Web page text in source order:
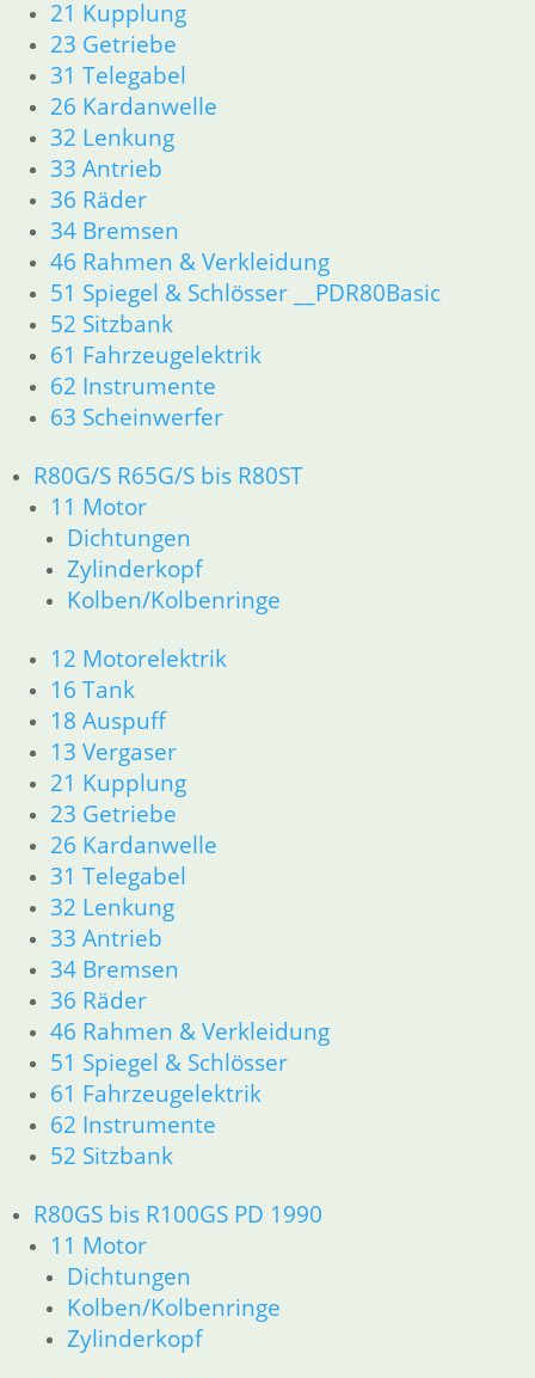
21 Kupplung
23 Getriebe
31 Telegabel
26 Kardanwelle
32 Lenkung
33 Antrieb
36 Räder
34 Bremsen
46 Rahmen & Verkleidung
51 Spiegel & Schlösser __PDR80Basic
52 Sitzbank
61 Fahrzeugelektrik
62 Instrumente
63 Scheinwerfer
R80G/S R65G/S bis R80ST
11 Motor
Dichtungen
Zylinderkopf
Kolben/Kolbenringe
12 Motorelektrik
16 Tank
18 Auspuff
13 Vergaser
21 Kupplung
23 Getriebe
26 Kardanwelle
31 Telegabel
32 Lenkung
33 Antrieb
34 Bremsen
36 Räder
46 Rahmen & Verkleidung
51 Spiegel & Schlösser
61 Fahrzeugelektrik
62 Instrumente
52 Sitzbank
R80GS bis R100GS PD 1990
11 Motor
Dichtungen
Kolben/Kolbenringe
Zylinderkopf
23 Getriebe
34 Bremsen
36 Räder
46 Rahmen & Verkleidung
51 Spiegel & Schlösser
52 Sitzbank
61 Fahrzeugelektrik
62 Instrumente
63 Scheinwerfer
R80GS ab 1991 bis R100GS PD R80 Basic
11 Motor
Dichtungen
Zylinderkopf
Kolben/Kolbenringe
12 Motorelektrik
13 Vergaser
18 Auspuff
21 Kupplung
23 Getriebe
31 Telegabel
26 Kardanwelle
33 Antrieb
36 Räder
34 Bremsen
46 Rahmen & Verkleidung
51 Spiegel & Schlösser __PDR80Basic
52 Sitzbank
61 Fahrzeugelektrik
62 Instrumente
63 Scheinwerfer
R80G/S R65G/S bis R80ST
11 Motor
Dichtungen
Zylinderkopf
Kolben/Kolbenringe
12 Motorelektrik
16 Tank
18 Auspuff
13 Vergaser
21 Kupplung
23 Getriebe
31 Telegabel
32 Lenkung
33 Antrieb
34 Bremsen
36 Räder